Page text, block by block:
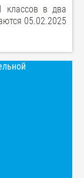
классов в два
05.02.2025